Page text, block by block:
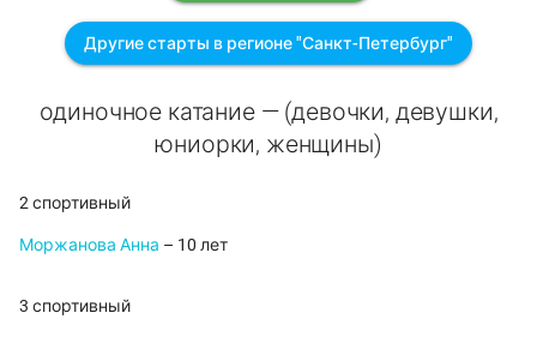
Другие старты в регионе "Санкт-Петербург"
одиночное катание — (девочки, девушки,
юниорки, женщины)
2 спортивный
Моржанова Анна – 10 лет
3 спортивный